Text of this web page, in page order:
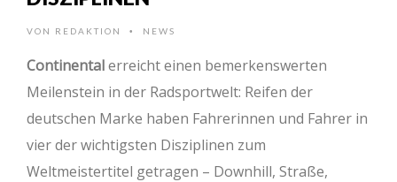
VON REDAKTION • NEWS
Continentalerreicht einen bemerkenswerten
Meilenstein in der Radsportwelt: Reifen der
deutschen Marke haben Fahrerinnen und Fahrer in
vier der wichtigsten Disziplinen zum
Weltmeistertitel getragen – Downhill, Straße,